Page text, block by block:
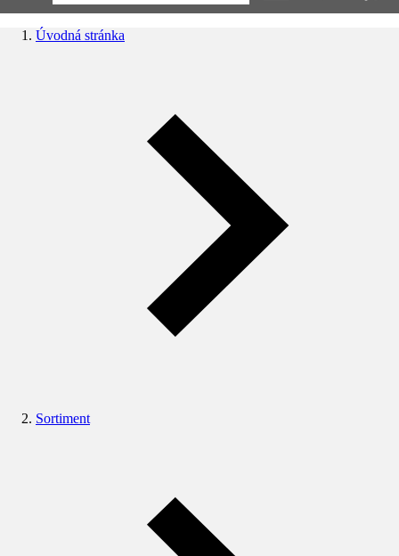
Úvodná stránka
Sortiment